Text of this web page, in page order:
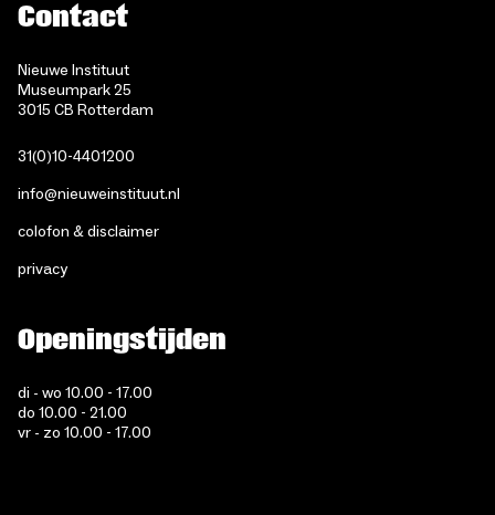
Contact
Nieuwe Instituut
Museumpark 25
3015 CB Rotterdam
31(0)10-4401200
info@nieuweinstituut.nl
colofon & disclaimer
privacy
Openingstijden
di - wo 10.00 - 17.00
do 10.00 - 21.00
vr - zo 10.00 - 17.00